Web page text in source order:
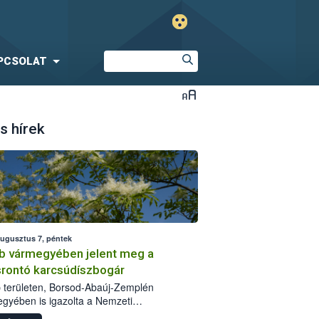
hírek
7, péntek
vármegyében jelent meg a
karcsúdíszbogár
területen, Borsod-Abaúj-Zemplén
is igazolta a Nemzeti
biztonsági Hivatal (Nébih) a